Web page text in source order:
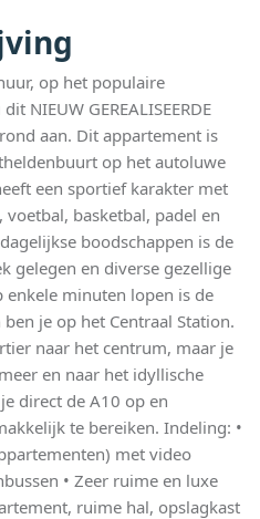
op het populaire
NIEUW GEREALISEERDE
aan. Dit appartement is
op het autoluwe
een sportief karakter met
basketbal, padel en
boodschappen is de
gelegen en diverse gezellige
enkele minuten lopen is de
je op het Centraal Station.
naar het centrum, maar je
en naar het idyllische
direct de A10 op en
te bereiken. Indeling: •
met video
• Zeer ruime en luxe
ruime hal, opslagkast